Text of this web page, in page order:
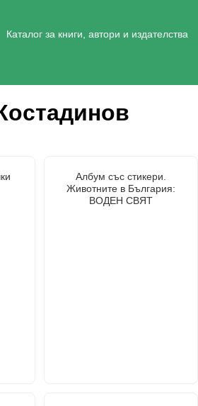
Каталог за книги, автори и издателства
Албум със стикери.
Животните в България:
ВОДЕН СВЯТ